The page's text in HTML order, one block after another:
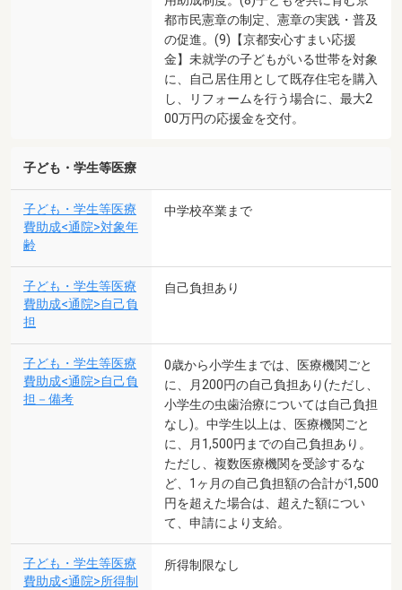
都市民憲章の制定、憲章の実践・普及
の促進。(9)【京都安心すまい応援
金】未就学の子どもがいる世帯を対象
に、自己居住用として既存住宅を購入
し、リフォームを行う場合に、最大2
00万円の応援金を交付。
子ども・学生等医療
子ども・学生等医療
費助成<通院>対象年
齢
中学校卒業まで
子ども・学生等医療
費助成<通院>自己負
担
自己負担あり
子ども・学生等医療
費助成<通院>自己負
担－備考
0歳から小学生までは、医療機関ごと
に、月200円の自己負担あり(ただし、
小学生の虫歯治療については自己負担
なし)。中学生以上は、医療機関ごと
に、月1,500円までの自己負担あり。
ただし、複数医療機関を受診するな
ど、1ヶ月の自己負担額の合計が1,500
円を超えた場合は、超えた額につい
て、申請により支給。
子ども・学生等医療
費助成<通院>所得制
所得制限なし